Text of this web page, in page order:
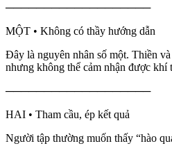
───────────────────
MỘT • Không có thầy hướng dẫn
Đây là nguyên nhân số một. Thiền
nhưng không thể cảm nhận được khí
───────────────────
HAI • Tham cầu, ép kết quả
Người tập thường muốn thấy “hào